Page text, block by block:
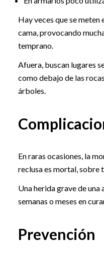
Hay veces que se meten
cama, provocando
temprano.
Afuera, buscan lugares
como debajo de las
árboles.
En raras ocasiones, la
reclusa es mortal, sobre
Una herida grave de
semanas o meses en
Prevención